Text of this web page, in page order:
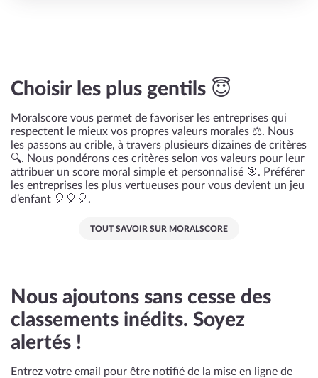
Choisir les plus gentils 😇
Moralscore vous permet de favoriser les entreprises qui
respectent le mieux vos propres valeurs morales ⚖️. Nous
les passons au crible, à travers plusieurs dizaines de critères
🔍. Nous pondérons ces critères selon vos valeurs pour leur
attribuer un score moral simple et personnalisé 🎯. Préférer
les entreprises les plus vertueuses pour vous devient un jeu
d’enfant 🎈🎈🎈.
TOUT SAVOIR SUR MORALSCORE
Nous ajoutons sans cesse des
classements inédits. Soyez
alertés !
Entrez votre email pour être notifié de la mise en ligne de